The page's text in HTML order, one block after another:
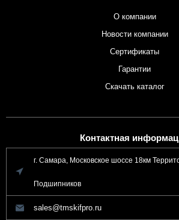
О компании
Новости компании
Сертификаты
Гарантии
Скачать каталог
Контактная
г. Самара, Московское шоссе 18км
Подшипников
sales@tmskifpro.ru